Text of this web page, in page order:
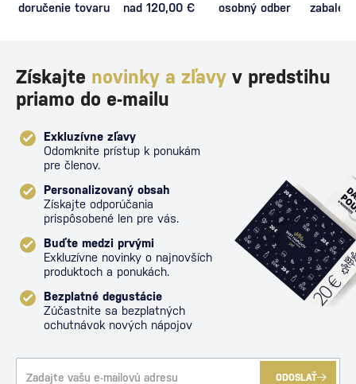
doručenie tovaru
nad 120,00 €
osobný odber
Získajte novinky a zľavy v predstihu
priamo do e-mailu
Exkluzívne zľavy
Odomknite prístup k ponukám
pre členov.
Personalizovaný obsah
Získajte odporúčania
prispôsobené len pre vás.
Buďte medzi prvými
Exkluzívne novinky o najnovších
produktoch a ponukách.
Bezplatné degustácie
Zúčastnite sa bezplatných
ochutnávok nových nápojov
ODOSLAŤ